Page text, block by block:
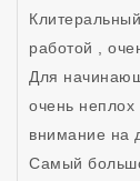
работой ,
Для
очень
внимание на
Самый